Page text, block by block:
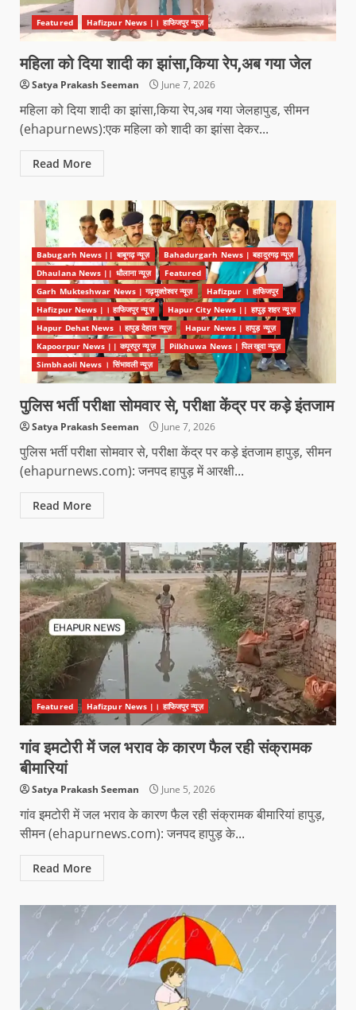
Featured Hafizpur News |। हाफिजपुर न्यूज़
महिला को दिया शादी का झांसा,किया रेप,अब गया जेल
Satya Prakash Seeman June 7, 2026
महिला को दिया शादी का झांसा,किया रेप,अब गया जेलहापुड, सीमन
(ehapurnews):एक महिला को शादी का झांसा देकर...
Read More
Babugarh News || बाबूगढ़ न्यूज़
Bahadurgarh News | बहादुरगढ़ न्यूज़
Dhaulana News || धौलाना न्यूज़
Featured
Garh Mukteshwar News | गढ़मुक्तेश्वर न्यूज़
Hafizpur । हाफिजपुर
Hafizpur News |। हाफिजपुर न्यूज़
Hapur City News || हापुड़ शहर न्यूज़
Hapur Dehat News । हापुड देहात न्यूज़
Hapur News | हापुड़ न्यूज़
Kapoorpur News || कपूरपुर न्यूज़
Pilkhuwa News | पिलखुवा न्यूज़
Simbhaoli News । सिंभावली न्यूज़
पुलिस भर्ती परीक्षा सोमवार से, परीक्षा केंद्र पर कड़े इंतजाम
Satya Prakash Seeman June 7, 2026
पुलिस भर्ती परीक्षा सोमवार से, परीक्षा केंद्र पर कड़े इंतजाम हापुड़, सीमन
(ehapurnews.com): जनपद हापुड़ में आरक्षी...
Read More
Featured Hafizpur News |। हाफिजपुर न्यूज़
गांव इमटोरी में जल भराव के कारण फैल रही संक्रामक
बीमारियां
Satya Prakash Seeman June 5, 2026
गांव इमटोरी में जल भराव के कारण फैल रही संक्रामक बीमारियां हापुड़,
सीमन (ehapurnews.com): जनपद हापुड़ के...
Read More